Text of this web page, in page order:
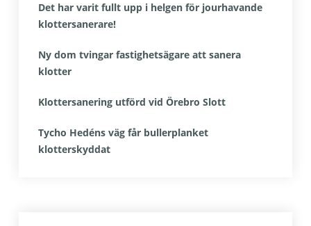
Det har varit fullt upp i helgen för jourhavande
klottersanerare!
Ny dom tvingar fastighetsägare att sanera
klotter
Klottersanering utförd vid Örebro Slott
Tycho Hedéns väg får bullerplanket
klotterskyddat